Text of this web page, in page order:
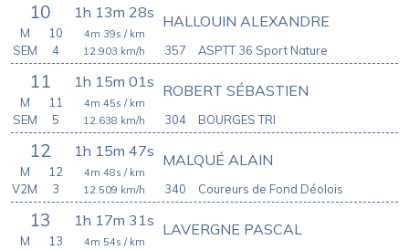
10 1h 13m 28s
357
HALLOUIN ALEXANDRE
4m 39s / km
12.903 km/h
M
10
SEM
4 ASPTT 36 Sport Nature
11 1h 15m 01s
304
ROBERT SÉBASTIEN
4m 45s / km
12.638 km/h
M
11
SEM
5 BOURGES TRI
12 1h 15m 47s
340
MALQUÉ ALAIN
4m 48s / km
12.509 km/h
M
12
V2M
3 Coureurs de Fond Déolois
13 1h 17m 31s LAVERGNE PASCAL
4m 54s / km
M
13